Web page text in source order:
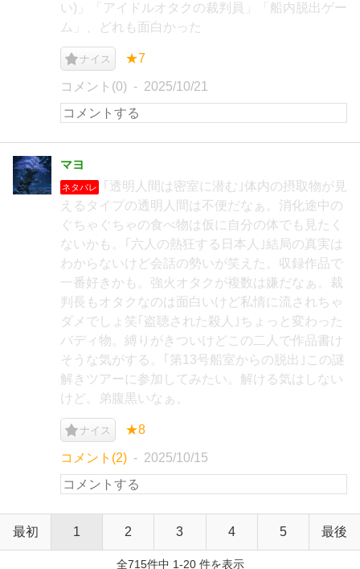
い)」「アイドルオタクの裁判員」「船内脱出ゲー
ム」、どれも面白かった
ナイス ★7
コメント(0) 2025/10/21
マヨ
ネタバレ
｢透明人間は密室に潜む｣体内の摂取物が見
えるタイプの透明人間は不便だなぁ。消化途中の
ぐちゃぐちゃの食べ物は仮に自分の体でも見たく
ないかも。｢六人の熱狂する日本人｣結局の真実は
わからないけど会話の勢いが笑えた。収録作品で
一番好きかも。強火オタクが複数は嫌だなぁ。裁
判長もオタクなのは面白いけど私情に流されちゃ
ダメでしょ笑｢盗聴された殺人｣ちょっと変わった
バディ物。縛りがきついけどこの二人で作品書け
そうな気がする。｢第13号船室からの脱出｣この謎
解きツアーに参加してみたい。解ける気はしない
けど。弟腹黒いなぁ。
ナイス ★8
コメント(2) 2025/10/15
最初 1 2 3 4 5 最後
全715件中 1-20 件を表示